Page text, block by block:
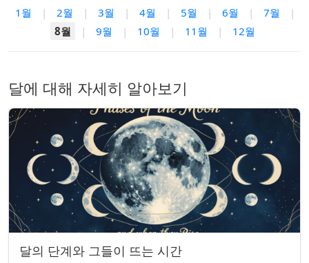
1월 | 2월 | 3월 | 4월 | 5월 | 6월 | 7월
|
8월
| 9월 | 10월 | 11월 | 12월
달에 대해 자세히 알아보기
달의 단계와 그들이 뜨는 시간